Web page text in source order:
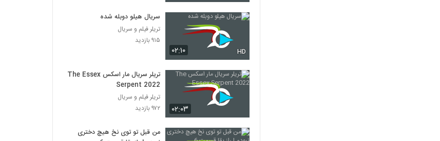
۰۲:۱۰ HD
سریال هیلو دوبله شده
تریلر فیلم و سریال
۹۱۵ بازدید
۰۲:۰۳
تریلر سریال مار اسکس The Essex
Serpent 2022
تریلر فیلم و سریال
۹۷۲ بازدید
من قبل تو توی نخ هیچ دختری